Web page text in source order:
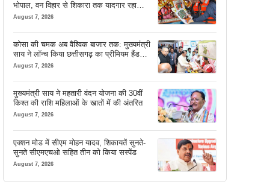
भोपाल, वन विहार से शिकारा तक यादगार रहा
सफर
August 7, 2026
कोसा की चमक अब वैश्विक बाजार तक: मुख्यमंत्री
साय ने लॉन्च किया छत्तीसगढ़ का प्रीमियम हैंडलूम
ब्रांड ‘कोशल फैब’
August 7, 2026
मुख्यमंत्री साय ने महतारी वंदन योजना की 30वीं
किश्त की राशि महिलाओं के खातों में की अंतरित
August 7, 2026
एक्शन मोड में सीएम मोहन यादव, शिकायतें सुनते-
सुनते सीएमएचओ सहित तीन को किया सस्पेंड
August 7, 2026